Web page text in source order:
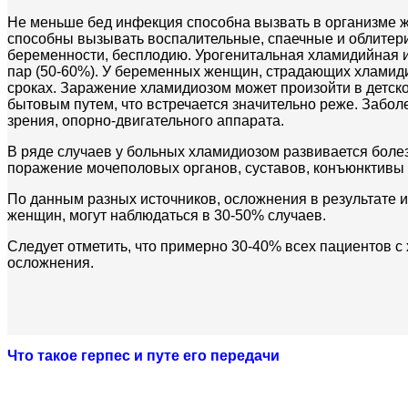
Не меньше бед инфекция способна вызвать в
способны вызывать воспалительные, спаечные и
беременности, бесплодию. Урогенитальная
пар (50-60%). У беременных женщин, страдающих
сроках. Заражение хламидиозом может произойти в
бытовым путем, что встречается значительно реже.
зрения, опорно-двигательного аппарата.
В ряде случаев у больных хламидиозом развивается
поражение мочеполовых органов, суставов, конъюнктивы
По данным разных источников, осложнения в
женщин, могут наблюдаться в 30-50% случаев.
Следует отметить, что примерно 30-40% всех
осложнения.
Что такое герпес и путе его передачи